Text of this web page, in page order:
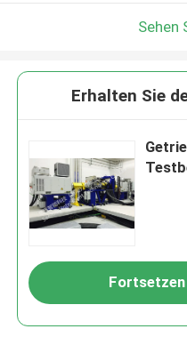
Sehen
Erhalten Sie
Fortsetzen